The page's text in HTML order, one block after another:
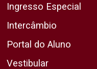
Ingresso Especial
Intercâmbio
Portal do Aluno
Vestibular